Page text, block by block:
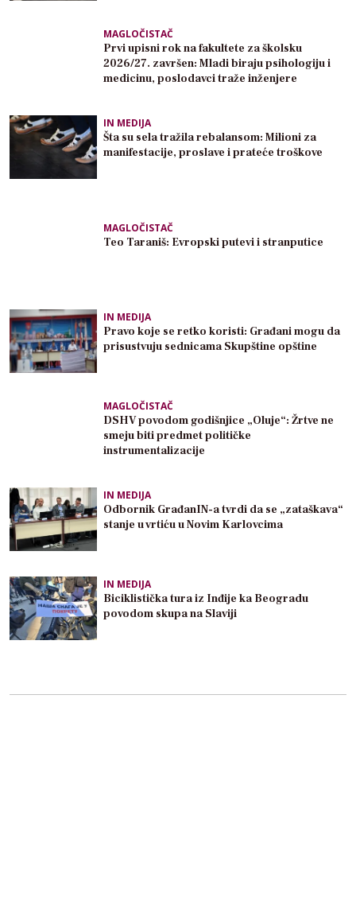
MAGLOČISTAČ
Prvi upisni rok na fakultete za školsku
2026/27. završen: Mladi biraju psihologiju i
medicinu, poslodavci traže inženjere
IN MEDIJA
Šta su sela tražila rebalansom: Milioni za
manifestacije, proslave i prateće troškove
MAGLOČISTAČ
Teo Taraniš: Evropski putevi i stranputice
IN MEDIJA
Pravo koje se retko koristi: Građani mogu da
prisustvuju sednicama Skupštine opštine
MAGLOČISTAČ
DSHV povodom godišnjice „Oluje“: Žrtve ne
smeju biti predmet političke
instrumentalizacije
IN MEDIJA
Odbornik GrađanIN-a tvrdi da se „zataškava“
stanje u vrtiću u Novim Karlovcima
IN MEDIJA
Biciklistička tura iz Inđije ka Beogradu
povodom skupa na Slaviji